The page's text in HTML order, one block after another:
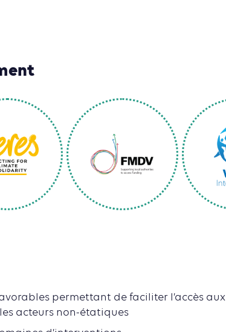
permettant de faciliter l’accès aux
acteurs non-étatiques